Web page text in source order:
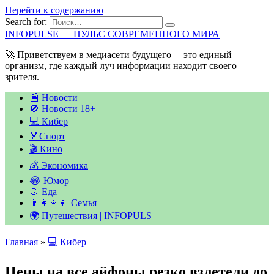
Перейти к содержанию
Search for:
INFOPULSE — ПУЛЬС СОВРЕМЕННОГО МИРА
🚀 Приветствуем в медиасети будущего— это единый
организм, где каждый луч информации находит своего
зрителя.
📰 Новости
🚫 Новости 18+
💻 Кибер
🏅Спорт
🎬 Кино
💰 Экономика
😂 Юмор
🍲 Еда
👨‍👩‍👧‍👦 Семья
🌍 Путешествия | INFOPULS
Главная » 💻 Кибер